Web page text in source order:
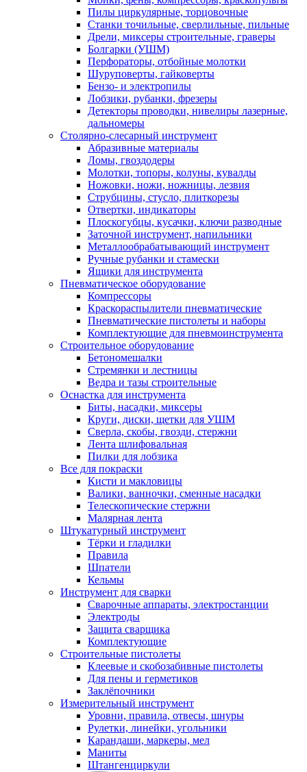
Пилы циркулярные, торцовочные
Станки точильные, сверлильные, пильные
Дрели, миксеры строительные, граверы
Болгарки (УШМ)
Перфораторы, отбойные молотки
Шуруповерты, гайковерты
Бензо- и электропилы
Лобзики, рубанки, фрезеры
Детекторы проводки, нивелиры лазерные,
дальномеры
Столярно-слесарный инструмент
Абразивные материалы
Ломы, гвоздодеры
Молотки, топоры, колуны, кувалды
Ножовки, ножи, ножницы, лезвия
Струбцины, стусло, плиткорезы
Отвертки, индикаторы
Плоскогубцы, кусачки, ключи разводные
Заточной инструмент, напильники
Металлообрабатывающий инструмент
Ручные рубанки и стамески
Ящики для инструмента
Пневматическое оборудование
Компрессоры
Краскораспылители пневматические
Пневматические пистолеты и наборы
Комплектующие для пневмоинструмента
Строительное оборудование
Бетономешалки
Стремянки и лестницы
Ведра и тазы строительные
Оснастка для инструмента
Биты, насадки, миксеры
Круги, диски, щетки для УШМ
Сверла, скобы, гвозди, стержни
Лента шлифовальная
Пилки для лобзика
Все для покраски
Кисти и макловицы
Валики, ванночки, сменные насадки
Телескопические стержни
Малярная лента
Штукатурный инструмент
Тёрки и гладилки
Правила
Шпатели
Кельмы
Инструмент для сварки
Сварочные аппараты, электростанции
Электроды
Защита сварщика
Комплектующие
Строительные пистолеты
Клеевые и скобозабивные пистолеты
Для пены и герметиков
Заклёпочники
Измерительный инструмент
Уровни, правила, отвесы, шнуры
Рулетки, линейки, угольники
Карандаши, маркеры, мел
Маниты
Штангенциркули